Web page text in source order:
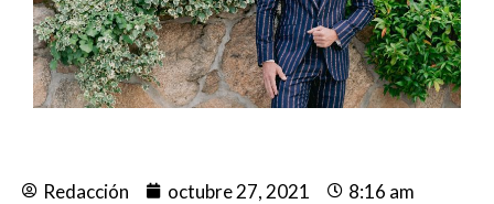
Redacción octubre 27, 2021
8:16 am